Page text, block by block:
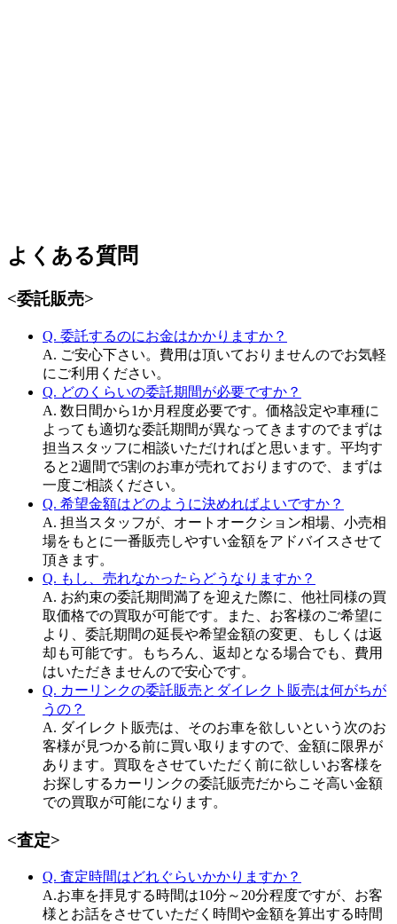
よくある質問
<委託販売>
Q. 委託するのにお金はかかりますか？
A. ご安心下さい。費用は頂いておりませんのでお気軽
にご利用ください。
Q. どのくらいの委託期間が必要ですか？
A. 数日間から1か月程度必要です。価格設定や車種に
よっても適切な委託期間が異なってきますのでまずは
担当スタッフに相談いただければと思います。平均す
ると2週間で5割のお車が売れておりますので、まずは
一度ご相談ください。
Q. 希望金額はどのように決めればよいですか？
A. 担当スタッフが、オートオークション相場、小売相
場をもとに一番販売しやすい金額をアドバイスさせて
頂きます。
Q. もし、売れなかったらどうなりますか？
A. お約束の委託期間満了を迎えた際に、他社同様の買
取価格での買取が可能です。また、お客様のご希望に
より、委託期間の延長や希望金額の変更、もしくは返
却も可能です。もちろん、返却となる場合でも、費用
はいただきませんので安心です。
Q. カーリンクの委託販売とダイレクト販売は何がちが
うの？
A. ダイレクト販売は、そのお車を欲しいという次のお
客様が見つかる前に買い取りますので、金額に限界が
あります。買取をさせていただく前に欲しいお客様を
お探しするカーリンクの委託販売だからこそ高い金額
での買取が可能になります。
<査定>
Q. 査定時間はどれぐらいかかりますか？
A.お車を拝見する時間は10分～20分程度ですが、お客
様とお話をさせていただく時間や金額を算出する時間